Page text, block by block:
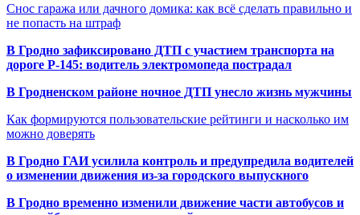
Снос гаража или дачного домика: как всё сделать правильно и
не попасть на штраф
В Гродно зафиксировано ДТП с участием транспорта на
дороге Р-145: водитель электромопеда пострадал
В Гродненском районе ночное ДТП унесло жизнь мужчины
Как формируются пользовательские рейтинги и насколько им
можно доверять
В Гродно ГАИ усилила контроль и предупредила водителей
о изменении движения из-за городского выпускного
В Гродно временно изменили движение части автобусов и